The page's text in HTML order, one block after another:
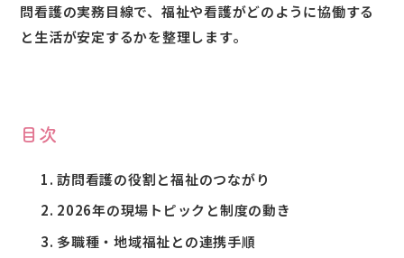
問看護の実務目線で、福祉や看護がどのように協働する
と生活が安定するかを整理します。
目次
訪問看護の役割と福祉のつながり
2026年の現場トピックと制度の動き
多職種・地域福祉との連携手順